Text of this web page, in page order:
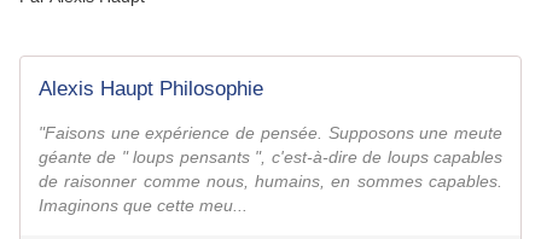
Alexis Haupt Philosophie
"Faisons une expérience de pensée. Supposons une meute
géante de " loups pensants ", c'est-à-dire de loups capables
de raisonner comme nous, humains, en sommes capables.
Imaginons que cette meu...